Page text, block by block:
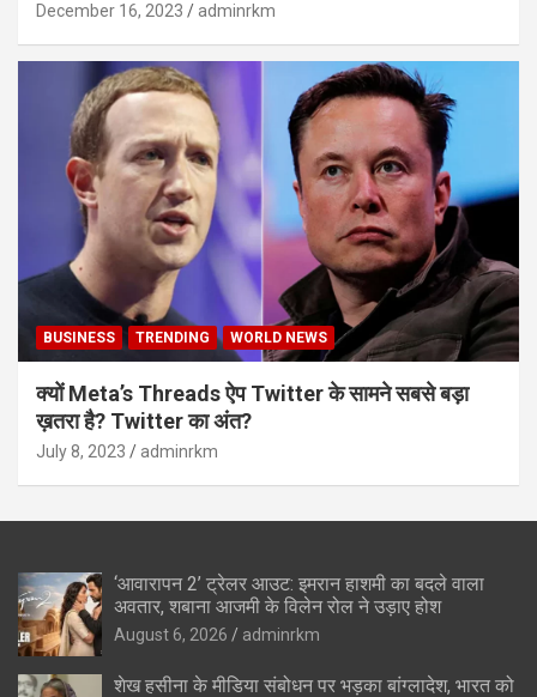
December 16, 2023 adminrkm
BUSINESS TRENDING WORLD NEWS
क्यों Meta’s Threads ऐप Twitter के सामने सबसे बड़ा
ख़तरा है? Twitter का अंत?
July 8, 2023 adminrkm
‘आवारापन 2’ ट्रेलर आउट: इमरान हाशमी का बदले वाला
अवतार, शबाना आजमी के विलेन रोल ने उड़ाए होश
August 6, 2026 adminrkm
शेख हसीना के मीडिया संबोधन पर भड़का बांग्लादेश, भारत को